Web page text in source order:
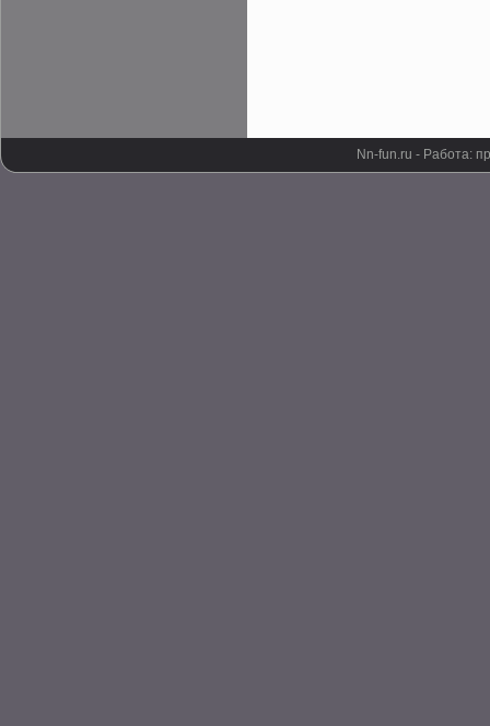
Nn-fun.ru - Работа: